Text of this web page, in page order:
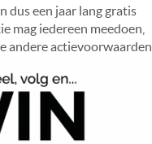
dus een jaar lang gratis
mag iedereen meedoen,
andere actievoorwaarden